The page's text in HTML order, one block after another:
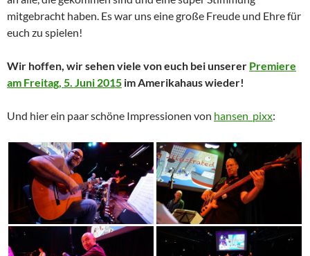
mitgebracht haben. Es war uns eine große Freude und Ehre für
euch zu spielen!
Wir hoffen, wir sehen viele von euch bei unserer Premiere
am Freitag, 5. Juni 2015 im Amerikahaus wieder!
Und hier ein paar schöne Impressionen von hansen_pixx: